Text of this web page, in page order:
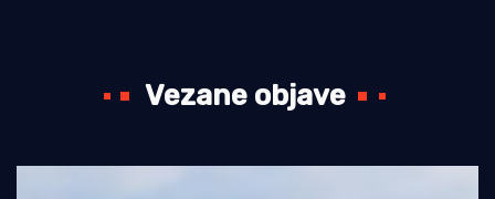
Vezane objave